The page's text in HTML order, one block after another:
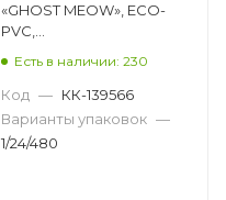
«GHOST MEOW», ECO-
PVC,
DUST-FREE 8030534
Есть в наличии: 230
Код — КК-139566
Варианты упаковок —
1/24/480